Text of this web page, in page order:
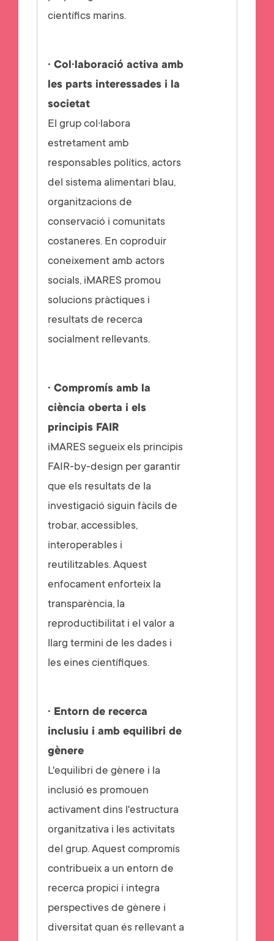
científics marins.
· Col·laboració activa amb
les parts interessades i la
societat
El grup col·labora
estretament amb
responsables polítics, actors
del sistema alimentari blau,
organitzacions de
conservació i comunitats
costaneres. En coproduir
coneixement amb actors
socials, iMARES promou
solucions pràctiques i
resultats de recerca
socialment rellevants.
· Compromís amb la
ciència oberta i els
principis FAIR
iMARES segueix els principis
FAIR-by-design per garantir
que els resultats de la
investigació siguin fàcils de
trobar, accessibles,
interoperables i
reutilitzables. Aquest
enfocament enforteix la
transparència, la
reproductibilitat i el valor a
llarg termini de les dades i
les eines científiques.
· Entorn de recerca
inclusiu i amb equilibri de
gènere
L'equilibri de gènere i la
inclusió es promouen
activament dins l'estructura
organitzativa i les activitats
del grup. Aquest compromís
contribueix a un entorn de
recerca propici i integra
perspectives de gènere i
diversitat quan és rellevant a